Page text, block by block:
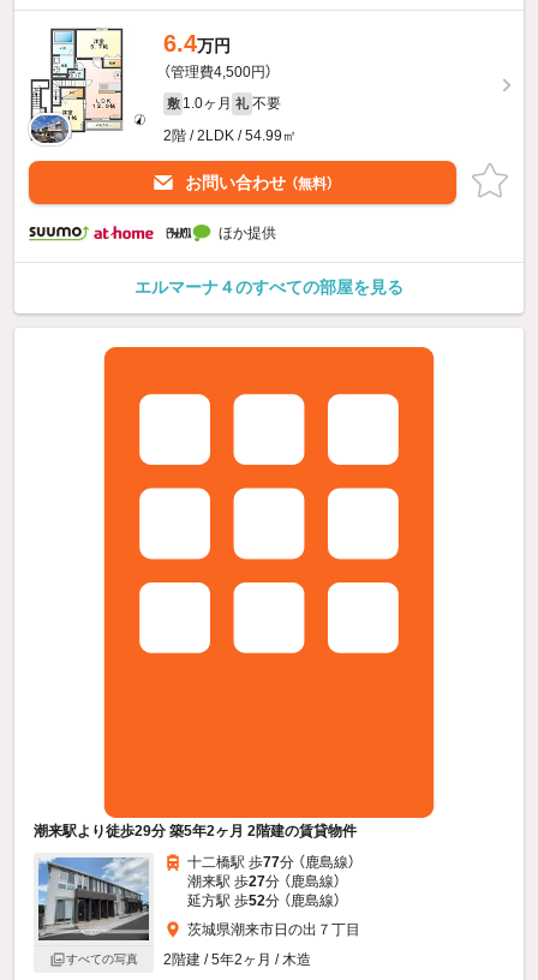
6.4万円
（管理費4,500円）
敷 1.0ヶ月 礼 不要
2階 / 2LDK / 54.99㎡
お問い合わせ （無料）
ほか提供
エルマーナ４のすべての部屋を見る
潮来駅より徒歩29分 築5年2ヶ月 2階建の賃貸物件
すべての写真
十二橋駅 歩77分 （鹿島線）
潮来駅 歩27分 （鹿島線）
延方駅 歩52分 （鹿島線）
茨城県潮来市日の出７丁目
2階建 / 5年2ヶ月 / 木造